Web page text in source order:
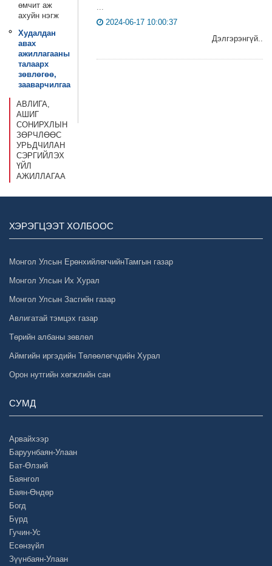
өмчит аж
ахуйн нэгж
Худалдан
авах
ажиллагааны
талаарх
зөвлөгөө,
зааварчилгаа
АВЛИГА,
АШИГ
СОНИРХЛЫН
ЗӨРЧЛӨӨС
УРЬДЧИЛАН
СЭРГИЙЛЭХ
ҮЙЛ
АЖИЛЛАГАА
2024-06-17 10:00:37
Дэлгэрэнгүй..
ХЭРЭГЦЭЭТ ХОЛБООС
Монгол Улсын ЕрөнхийлөгчийнТамгын газар
Монгол Улсын Их Хурал
Монгол Улсын Засгийн газар
Авлигатай тэмцэх газар
Төрийн албаны зөвлөл
Аймгийн иргэдийн Төлөөлөгчдийн Хурал
Орон нутгийн хөгжлийн сан
СУМД
Арвайхээр
Баруунбаян-Улаан
Бат-Өлзий
Баянгол
Баян-Өндөр
Богд
Бүрд
Гучин-Ус
Есөнзүйл
Зүүнбаян-Улаан